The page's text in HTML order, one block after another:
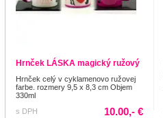
Hrnček LÁSKA magický ružový
Hrnček celý v cyklamenovo ružovej
farbe. rozmery 9,5 x 8,3 cm Objem
330ml
s DPH
10.00,- €